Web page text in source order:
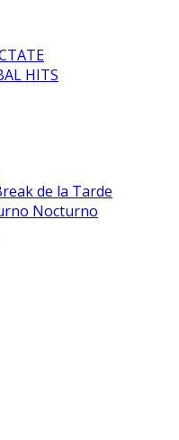
HITS
de la Tarde
Nocturno